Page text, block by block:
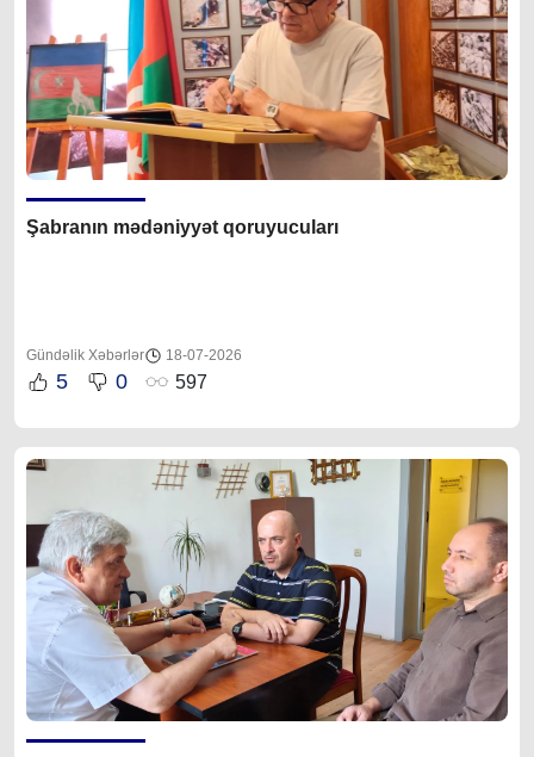
Şabranın mədəniyyət qoruyucuları
Gündəlik Xəbərlər 18-07-2026
5 0 597